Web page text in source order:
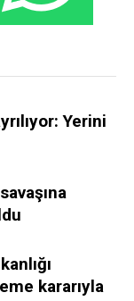
Yerini
kararıyla